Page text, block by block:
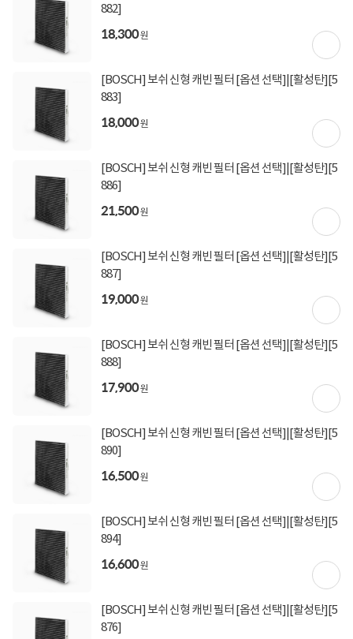
882]
18,300원
[BOSCH] 보쉬 신형 캐빈 필터 [옵션 선택]|[활성탄][5
883]
18,000원
[BOSCH] 보쉬 신형 캐빈 필터 [옵션 선택]|[활성탄][5
886]
21,500원
[BOSCH] 보쉬 신형 캐빈 필터 [옵션 선택]|[활성탄][5
887]
19,000원
[BOSCH] 보쉬 신형 캐빈 필터 [옵션 선택]|[활성탄][5
888]
17,900원
[BOSCH] 보쉬 신형 캐빈 필터 [옵션 선택]|[활성탄][5
890]
16,500원
[BOSCH] 보쉬 신형 캐빈 필터 [옵션 선택]|[활성탄][5
894]
16,600원
[BOSCH] 보쉬 신형 캐빈 필터 [옵션 선택]|[활성탄][5
876]